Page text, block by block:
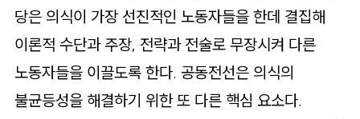
당은 의식이 가장 선진적인 노동자들을 한데 결집해
이론적 수단과 주장, 전략과 전술로 무장시켜 다른
노동자들을 이끌도록 한다. 공동전선은 의식의
불균등성을 해결하기 위한 또 다른 핵심 요소다.